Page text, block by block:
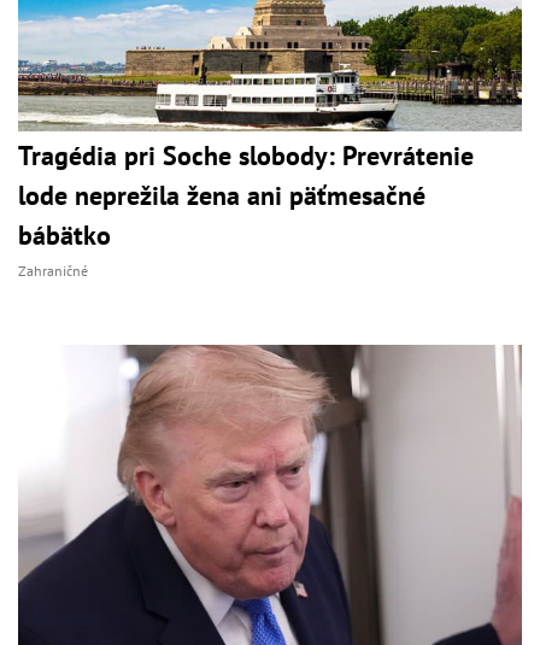
Tragédia pri Soche slobody: Prevrátenie
lode neprežila žena ani päťmesačné
bábätko
Zahraničné